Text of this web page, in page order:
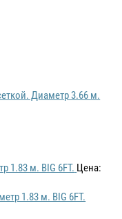
Диаметр 3.66 м.
1.83 м. BIG 6FT. Цена: